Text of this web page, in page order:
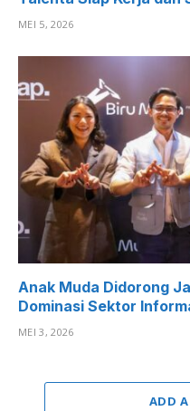
MEI 5, 2026
Anak Muda Didorong
Dominasi Sektor
MEI 3, 2026
ADD